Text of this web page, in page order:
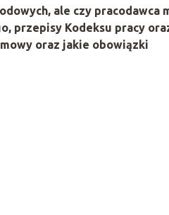
ale czy pracodawca
przepisy Kodeksu pracy
oraz jakie obowiązki